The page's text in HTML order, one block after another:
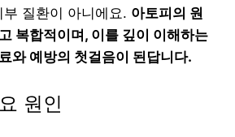
질환이 아니에요. 아토피의 원
복합적이며, 이를 깊이 이해하는
와 예방의 첫걸음이 된답니다.
원인